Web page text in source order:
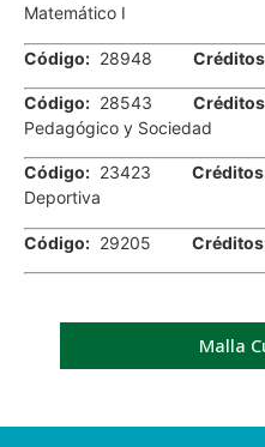
Matemático I
Código: 28948
Código: 28543
Pedagógico y Sociedad
Código: 23423
Deportiva
Código: 29205
Malla